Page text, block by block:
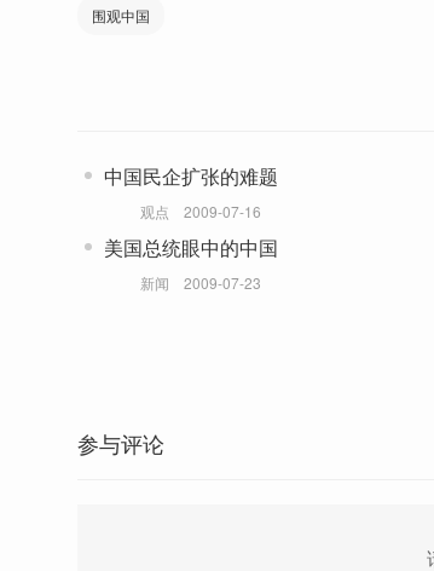
围观中国
中国民企扩张的难题
观点 2009-07-16
美国总统眼中的中国
新闻 2009-07-23
参与评论